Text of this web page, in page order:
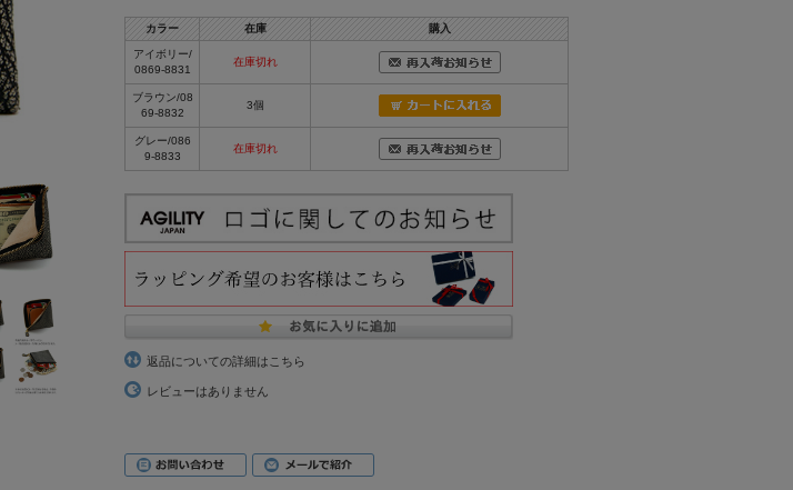
カラー 在庫 購入
アイボリー/
0869-8831
在庫切れ
ブラウン/08
69-8832
3個
グレー/086
9-8833
在庫切れ
返品についての詳細はこちら
レビューはありません